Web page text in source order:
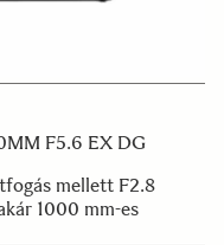
F5.6 EX DG
mellett F2.8
1000 mm-es